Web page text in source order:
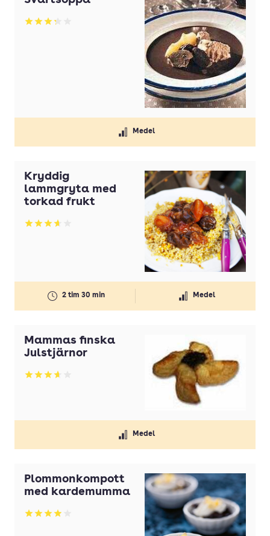
Betyg: 3.3 av 5
Medel
Kryddig
lammgryta med
torkad frukt
Betyg: 3.68 av 5
2 tim 30 min Medel
Mammas finska
Julstjärnor
Betyg: 3.63 av 5
Medel
Plommonkompott
med kardemumma
Betyg: 3.94 av 5